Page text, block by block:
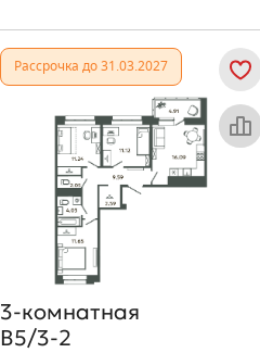
Рассрочка до 31.03.2027
Объект месяца
3‑комнатная
В5/3-2